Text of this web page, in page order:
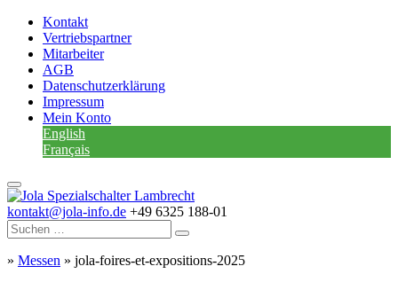
Kontakt
Vertriebspartner
Mitarbeiter
AGB
Datenschutzerklärung
Impressum
Mein Konto
English
Français
kontakt@jola-info.de +49 6325 188-01
» Messen » jola-foires-et-expositions-2025